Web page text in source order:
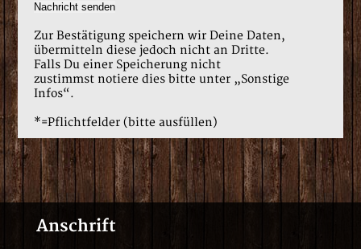
Zur Bestätigung speichern wir Deine Daten,
übermitteln diese jedoch nicht an Dritte.
Falls Du einer Speicherung nicht
zustimmst notiere dies bitte unter „Sonstige
Infos“.
*=Pflichtfelder (bitte ausfüllen)
Anschrift